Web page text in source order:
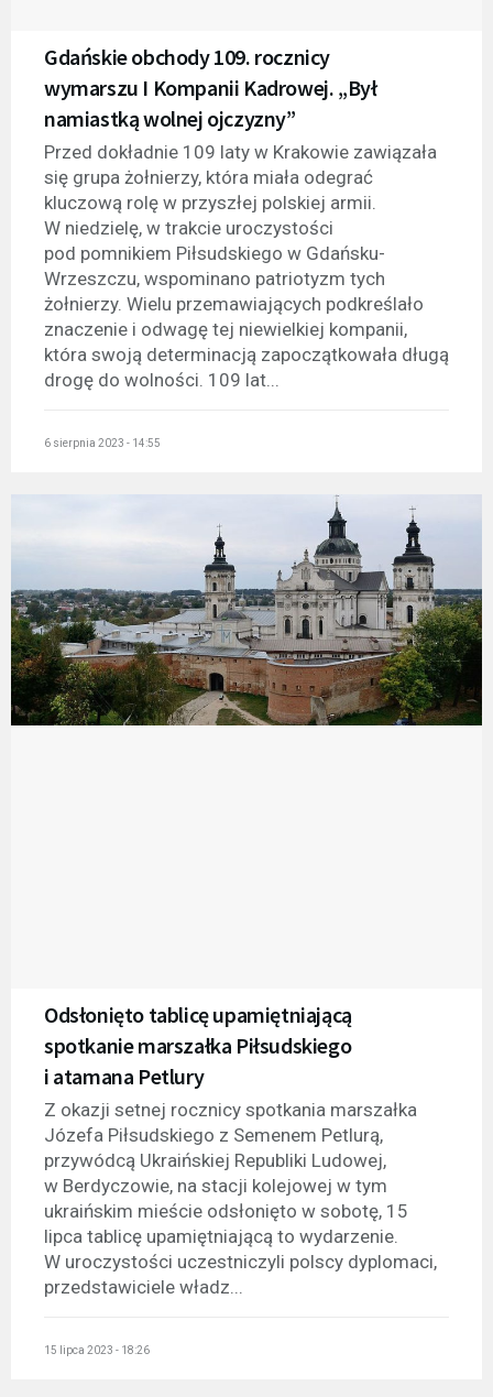
Gdańskie obchody 109. rocznicy
wymarszu I Kompanii Kadrowej. „Był
namiastką wolnej ojczyzny”
Przed dokładnie 109 laty w Krakowie zawiązała
się grupa żołnierzy, która miała odegrać
kluczową rolę w przyszłej polskiej armii.
W niedzielę, w trakcie uroczystości
pod pomnikiem Piłsudskiego w Gdańsku-
Wrzeszczu, wspominano patriotyzm tych
żołnierzy. Wielu przemawiających podkreślało
znaczenie i odwagę tej niewielkiej kompanii,
która swoją determinacją zapoczątkowała długą
drogę do wolności. 109 lat...
6 sierpnia 2023 - 14:55
Odsłonięto tablicę upamiętniającą
spotkanie marszałka Piłsudskiego
i atamana Petlury
Z okazji setnej rocznicy spotkania marszałka
Józefa Piłsudskiego z Semenem Petlurą,
przywódcą Ukraińskiej Republiki Ludowej,
w Berdyczowie, na stacji kolejowej w tym
ukraińskim mieście odsłonięto w sobotę, 15
lipca tablicę upamiętniającą to wydarzenie.
W uroczystości uczestniczyli polscy dyplomaci,
przedstawiciele władz...
15 lipca 2023 - 18:26